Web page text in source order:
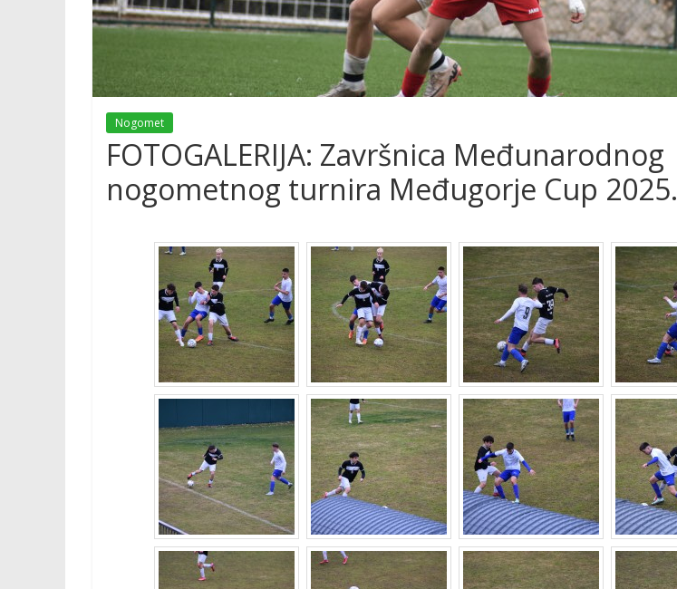
Nogomet
FOTOGALERIJA: Završnica Međunarodnog
nogometnog turnira Međugorje Cup 2025.